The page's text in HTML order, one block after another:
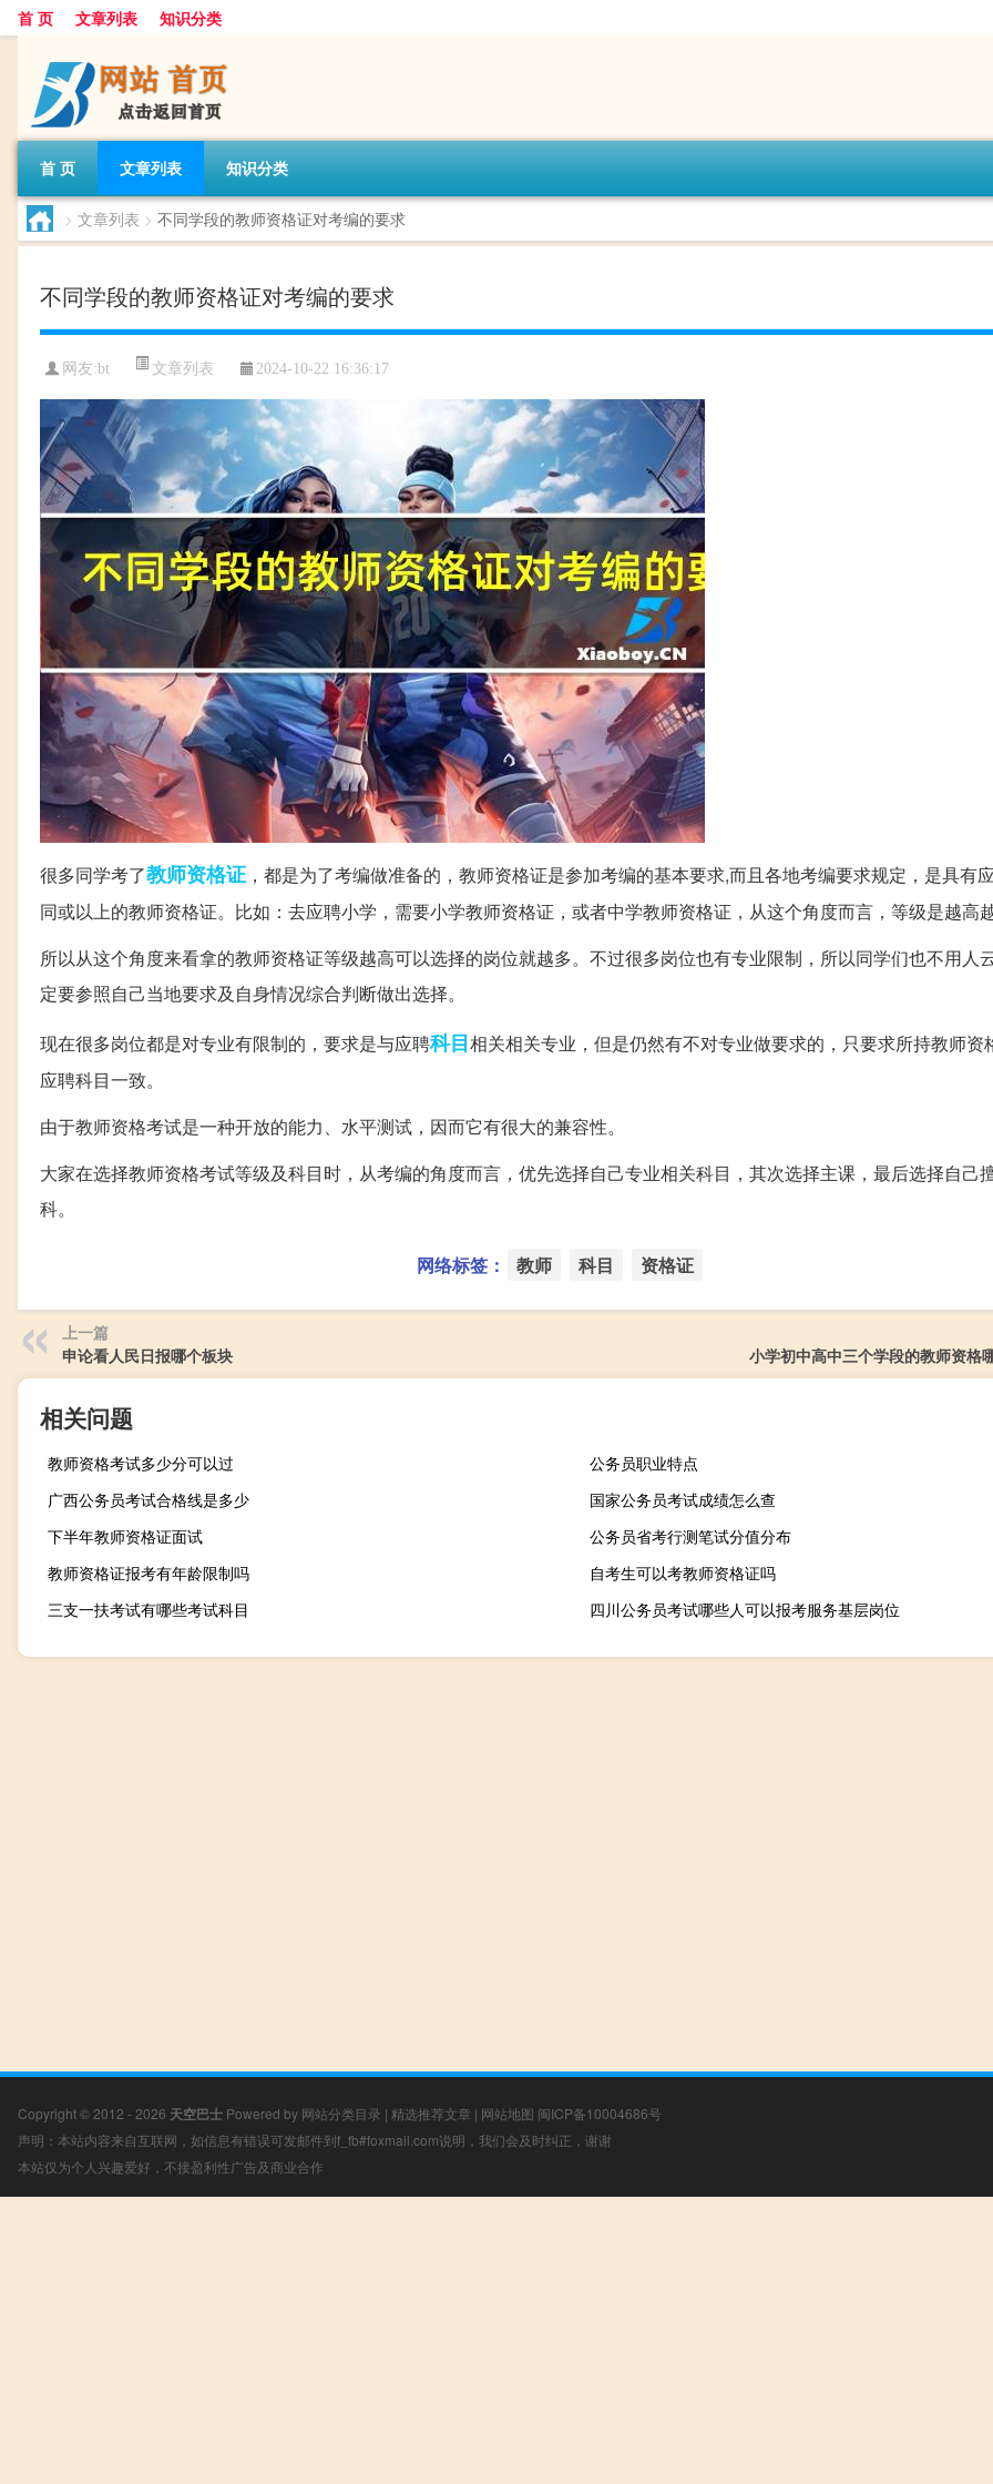
首 页 文章列表 知识分类
首 页 文章列表 知识分类
> 文章列表 > 不同学段的教师资格证对考编的要求
不同学段的教师资格证对考编的要求
网友:bt 文章列表 2024-10-22 16:36:17
很多同学考了教师资格证 ，都是为了考编做准备的，教师资格证是参加考编的基本要求,而且各地考编要求规定，是具有
同或以上的教师资格证。比如：去应聘小学，需要小学教师资格证，或者中学教师资格证，从这个角度而言，等级是越高
所以从这个角度来看拿的教师资格证等级越高可以选择的岗位就越多。不过很多岗位也有专业限制，所以同学们也不用人
定要参照自己当地要求及自身情况综合判断做出选择。
现在很多岗位都是对专业有限制的，要求是与应聘科目相关相关专业，但是仍然有不对专业做要求的，只要求所持教师资
应聘科目一致。
由于教师资格考试是一种开放的能力、水平测试，因而它有很大的兼容性。
大家在选择教师资格考试等级及科目时，从考编的角度而言，优先选择自己专业相关科目，其次选择主课，最后选择自己
科。
网络标签： 教师 科目 资格证
上一篇
申论看人民日报哪个板块
小学初中高中三个学段的教师资格
相关问题
教师资格考试多少分可以过
公务员职业特点
广西公务员考试合格线是多少
国家公务员考试成绩怎么查
下半年教师资格证面试
公务员省考行测笔试分值分布
教师资格证报考有年龄限制吗
自考生可以考教师资格证吗
三支一扶考试有哪些考试科目
四川公务员考试哪些人可以报考服务基层岗位
Copyright © 2012 - 2026 天空巴士 Powered by 网站分类目录 | 精选推荐文章 | 网站地图 闽ICP备10004686号
声明：本站内容来自互联网，如信息有错误可发邮件到f_fb#foxmail.com说明，我们会及时纠正，谢谢
本站仅为个人兴趣爱好，不接盈利性广告及商业合作